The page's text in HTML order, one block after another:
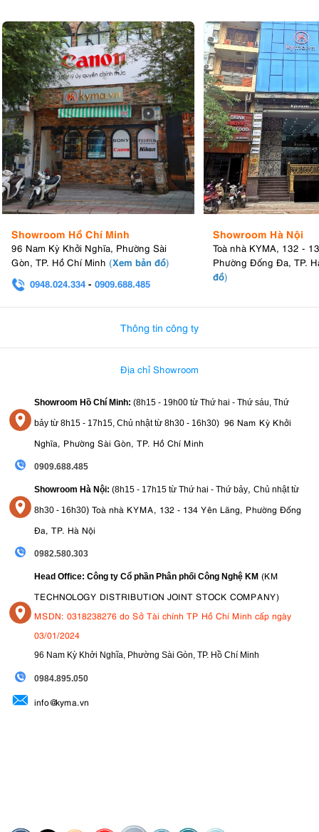
Showroom Hồ Chí Minh
96 Nam Kỳ Khởi Nghĩa, Phường Sài
Gòn, TP. Hồ Chí Minh (Xem bản đồ)
0948.024.334 - 0909.688.485
Showroom Hà Nội
Toà nhà KYMA, 132 -
Phường Đống Đa, TP.
đồ)
Thông tin công ty
Địa chỉ Showroom
Showroom Hồ Chí Minh: (8h15 - 19h00 từ Thứ hai - Thứ sáu, Thứ
bảy từ 8h15 - 17h15, Chủ nhật từ 8h30 - 16h30) 96 Nam Kỳ Khởi
Nghĩa, Phường Sài Gòn, TP. Hồ Chí Minh
0909.688.485
Showroom Hà Nội: (8h15 - 17h15 từ Thứ hai - Thứ bảy, Chủ nhật từ
8h30 - 16h30) Toà nhà KYMA, 132 - 134 Yên Lãng, Phường Đống
Đa, TP. Hà Nội
0982.580.303
Head Office: Công ty Cổ phần Phân phối Công Nghệ KM (KM
TECHNOLOGY DISTRIBUTION JOINT STOCK COMPANY)
MSDN: 0318238276 do Sở Tài chính TP Hồ Chí Minh cấp ngày
03/01/2024
96 Nam Kỳ Khởi Nghĩa, Phường Sài Gòn, TP. Hồ Chí Minh
0984.895.050
info@kyma.vn